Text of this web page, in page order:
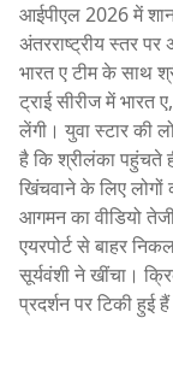
आईपीएल 2026 में
अंतरराष्ट्रीय स्तर
भारत ए टीम के साथ
ट्राई सीरीज में भारत
लेंगी। युवा स्टार की
है कि श्रीलंका पहुंचते
खिंचवाने के लिए
आगमन का वीडियो
एयरपोर्ट से बाहर
सूर्यवंशी ने खींचा।
प्रदर्शन पर टिकी हुई